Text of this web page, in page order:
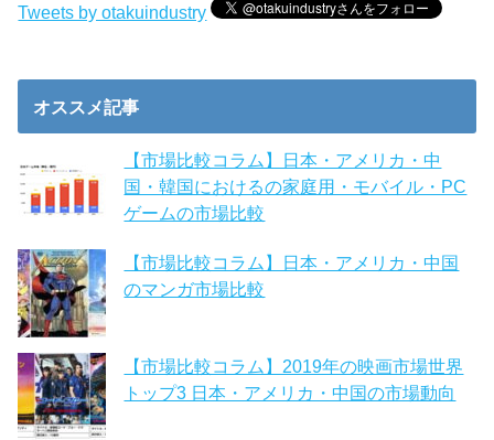
Tweets by otakuindustry
オススメ記事
【市場比較コラム】日本・アメリカ・中
国・韓国におけるの家庭用・モバイル・PC
ゲームの市場比較
【市場比較コラム】日本・アメリカ・中国
のマンガ市場比較
【市場比較コラム】2019年の映画市場世界
トップ3 日本・アメリカ・中国の市場動向